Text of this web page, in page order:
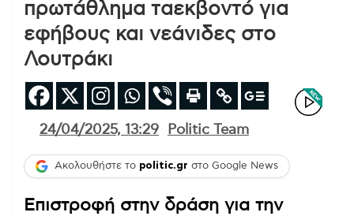
πρωτάθλημα ταεκβοντό για
εφήβους και νεάνιδες στο
Λουτράκι
24/04/2025, 13:29 Politic Team
Ακολουθήστε το politic.gr στο Google News
Επιστροφή στην δράση για την